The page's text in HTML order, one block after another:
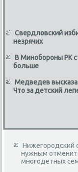
Свердловский
незрячих
В Минобороны РК
больше
Медведев
Что за детский
Нижегородский
нужным
многодетных